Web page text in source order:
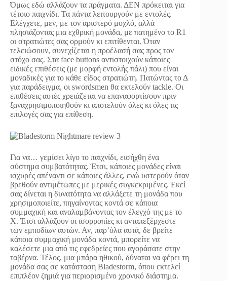
Όμως εδώ αλλάζουν τα πράγματα. ΔΕΝ πρόκειται για
τέτοιο παιχνίδι. Τα πάντα λειτουργούν με εντολές.
Ελέγχετε, μεν, με τον αριστερό μοχλό, αλλά
πλησιάζοντας μια εχθρική μονάδα, με πατημένο το R1
οι στρατιώτες σας ορμούν κι επιτίθενται. Όταν
τελειώσουν, συνεχίζεται η προέλασή σας προς τον
στόχο σας. Στα face buttons αντιστοιχούν κάποιες
ειδικές επιθέσεις (με μορφή εντολής πάλι) που είναι
μοναδικές για το κάθε είδος στρατιώτη. Πατώντας το Δ
για παράδειγμα, οι swordsmen θα εκτελούν tackle. Οι
επιθέσεις αυτές χρειάζεται να επαναφορτίσουν πριν
ξαναχρησιμοποιηθούν κι αποτελούν όλες κι όλες τις
επιλογές σας για επίθεση.
Για να… γεμίσει λίγο το παιχνίδι, εισήχθη ένα
σύστημα συμβατότητας. Έτσι, κάποιες μονάδες είναι
ισχυρές απέναντι σε κάποιες άλλες, ενώ υστερούν όταν
βρεθούν αντιμέτωπες με μερικές συγκεκριμένες. Εκεί
σας δίνεται η δυνατότητα να αλλάξετε τη μονάδα που
χρησιμοποιείτε, πηγαίνοντας κοντά σε κάποια
συμμαχική και αναλαμβάνοντας τον έλεγχό της με το
Χ. Έτσι αλλάζουν οι ισορροπίες κι ανταπεξέρχεστε
των εμποδίων αυτών. Αν, παρ’όλα αυτά, δε βρείτε
κάποια συμμαχική μονάδα κοντά, μπορείτε να
καλέσετε μια από τις εφεδρείες που αγοράσατε στην
ταβέρνα. Τέλος, μια μπάρα ηθικού, δύναται να φέρει τη
μονάδα σας σε κατάσταση Bladestorm, όπου εκτελεί
επιπλέον ζημιά για περιορισμένο χρονικό διάστημα.